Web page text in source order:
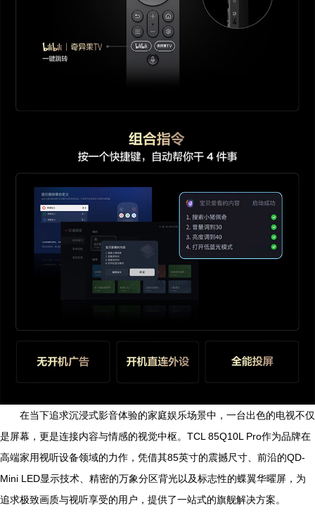
在当下追求沉浸式影音体验的家庭娱乐场景中，一台出色的电视不仅
是屏幕，更是连接内容与情感的视觉中枢。TCL 85Q10L Pro作为品牌在
高端家用视听设备领域的力作，凭借其85英寸的震撼尺寸、前沿的QD-
Mini LED显示技术、精密的万象分区背光以及标志性的蝶翼华曜屏，为
追求极致画质与视听享受的用户，提供了一站式的旗舰解决方案。